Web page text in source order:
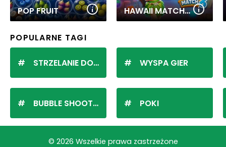
POP FRUIT HAWAII MATCH 6
POPULARNE TAGI
STRZELANIE DO KULEK
BUBBLE SHOOTER
WYSPA GIER
POKI
© 2026 Wszelkie prawa zastrzeżone